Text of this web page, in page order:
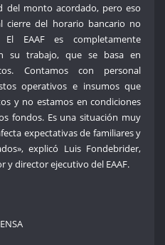
del monto acordado, pero eso
cierre del horario bancario no
EAAF es completamente
su trabajo, que se basa en
Contamos con personal
operativos e insumos que
y no estamos en condiciones
fondos. Es una situación muy
expectativas de familiares y
explicó Luis Fondebrider,
y director ejecutivo del EAAF.